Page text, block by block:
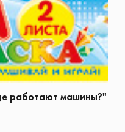
работают машины?"